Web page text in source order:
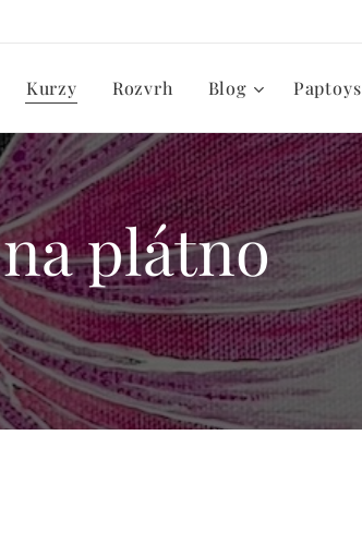
Kurzy Rozvrh Blog Paptoys
plátno